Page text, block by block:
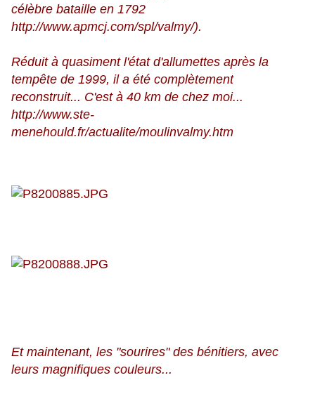
célèbre bataille en 1792
http://www.apmcj.com/spl/valmy/).
Réduit à quasiment l'état d'allumettes après la
tempête de 1999, il a été complètement
reconstruit... C'est à 40 km de chez moi...
http://www.ste-
menehould.fr/actualite/moulinvalmy.htm
Et maintenant, les "sourires" des bénitiers, avec
leurs magnifiques couleurs...